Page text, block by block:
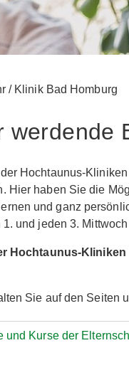
/Klinik Bad Homburg
werdende
Hochtaunus-
Hier haben Sie die
und ganz
und jeden 3.
Hochtaunus-Kliniken
Sie auf den Seiten
und Kurse der